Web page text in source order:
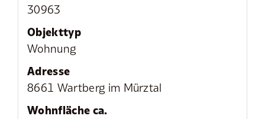
30963
Objekttyp
Wohnung
Adresse
8661 Wartberg im Mürztal
Wohnfläche ca.